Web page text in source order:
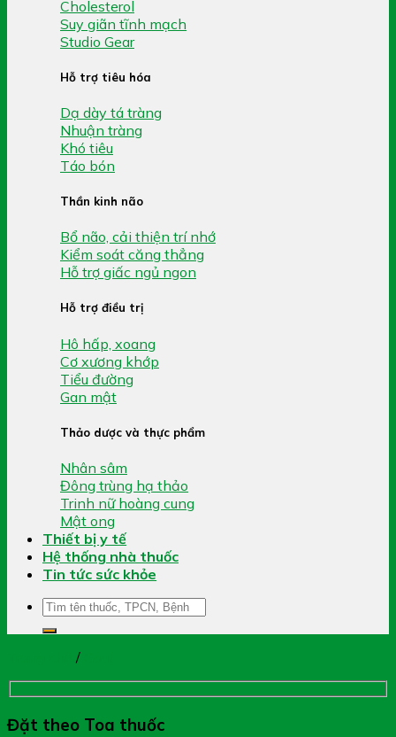
Cholesterol
Suy giãn tĩnh mạch
Studio Gear
Hỗ trợ tiêu hóa
Dạ dày tá tràng
Nhuận tràng
Khó tiêu
Táo bón
Thần kinh não
Bổ não, cải thiện trí nhớ
Kiểm soát căng thẳng
Hỗ trợ giấc ngủ ngon
Hỗ trợ điều trị
Hô hấp, xoang
Cơ xương khớp
Tiểu đường
Gan mật
Thảo dược và thực phẩm
Nhân sâm
Đông trùng hạ thảo
Trinh nữ hoàng cung
Mật ong
Thiết bị y tế
Hệ thống nhà thuốc
Tin tức sức khỏe
Tìm
kiếm:
/
Đặt theo Toa thuốc